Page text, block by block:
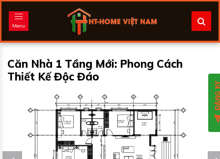
Menu
Căn Nhà 1 Tầng Mới: Phong Cách
Thiết Kế Độc Đáo